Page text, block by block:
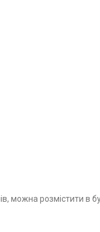
можна розмістити в